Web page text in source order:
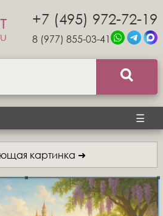
+7 (495) 972-72-19
8 (977) 855-03-41
☰
картинка ➜